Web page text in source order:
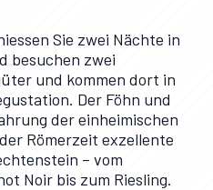
Sie zwei Nächte in
besuchen zwei
und kommen dort in
Der Föhn und
der einheimischen
Römerzeit exzellente
– vom
Noir bis zum Riesling.